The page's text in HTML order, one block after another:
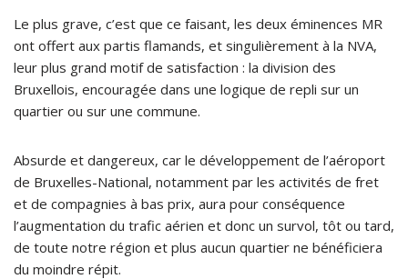
Le plus grave, c’est que ce faisant, les deux éminences MR
ont offert aux partis flamands, et singulièrement à la NVA,
leur plus grand motif de satisfaction : la division des
Bruxellois, encouragée dans une logique de repli sur un
quartier ou sur une commune.
Absurde et dangereux, car le développement de l’aéroport
de Bruxelles-National, notamment par les activités de fret
et de compagnies à bas prix, aura pour conséquence
l’augmentation du trafic aérien et donc un survol, tôt ou tard,
de toute notre région et plus aucun quartier ne bénéficiera
du moindre répit.